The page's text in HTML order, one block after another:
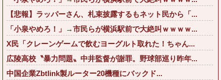
【悲報】ラッパーさん、札束披露するもネット民から「...
「小泉やめろ！」→市民らが横浜駅前で大絶叫ｗｗｗｗ...
X民「クレーンゲームで飲むヨーグルト取れた！ちゃん...
広陵高校〝暴力問題〟中井監督が謝罪。野球部巡り昨年...
中国企業Zbtlink製ルーター20機種にバックド...